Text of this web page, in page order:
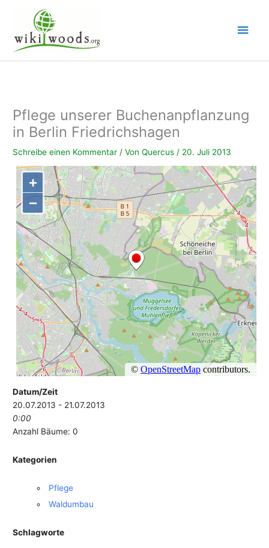
springen
Pflege unserer Buchenanpflanzung
in Berlin Friedrichshagen
Schreibe einen Kommentar / VonQuercus / 20. Juli 2013
Datum/Zeit
20.07.2013 - 21.07.2013
0:00
Anzahl Bäume: 0
Kategorien
Pflege
Waldumbau
Schlagworte